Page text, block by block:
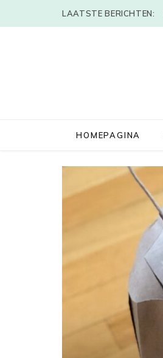
LAATSTE BERICHTEN:
HOMEPAGINA